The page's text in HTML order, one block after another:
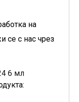
на
се с нас чрез
6 мл